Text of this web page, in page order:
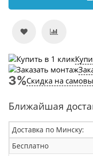
Скидка на
Ближайшая
Доставка по Минску:
Бесплатно